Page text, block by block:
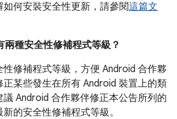
何安裝安全性更新，請參閱這篇文
種安全性修補程式等級？
修補程式等級，方便 Android 合作夥
某些發生在所有 Android 裝置上的類
Android 合作夥伴修正本公告所列的
的安全性修補程式等級。